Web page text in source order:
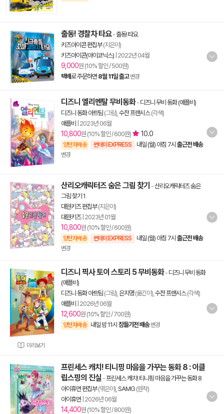
출동! 경찰차 타요-출동! 타요
키즈아이콘 편집부(지은이)
키즈아이콘(아이코닉스) 2022년 04월
9,000원 (10% 할인 / 500원)
택배로 주문하면 8월 11일 출고 변경
디즈니 엘리멘탈 무비동화- 디즈니 무비 동화 (애플비)
디즈니 동화 아트팀 (그림), 수잔 프랜시스(각색)
애플비
2023년 06월
10,800원 (10% 할인 / 600원) 10.0
양탄자배송 썬데이 EXPRESS 내일 (월) 아침 7시 출근전 배송
변경
산리오캐릭터즈 숨은 그림 찾기 -산리오캐릭터즈 숨은
그림 찾기 1
대원키즈 편집부(지은이)
대원키즈| 2023년 01월
10,800원 (10% 할인 / 600원)
양탄자배송 썬데이 EXPRESS 내일 (월) 아침 7시 출근전 배송
변경
미리보기
디즈니 픽사 토이 스토리 5 무비동화- 디즈니 무비 동화
(애플비)
디즈니 동화 아트팀 (그림), 은지명(옮긴이), 수잔 프랜시스(각색)
애플비
2026년 06월
12,600원 (10% 할인 / 700원)
양탄자배송 내일 밤 11시 잠들기전 배송 변경
프린세스 캐치! 티니핑 마음을 가꾸는 동화 8 : 이클
립스핑의 진실 -프린세스 캐치! 티니핑 마음을 가꾸는 동화 8
아이휴먼 편집부(엮은이), SAMG (원작)
아이휴먼 2026년 06월
14,400원 (10% 할인 / 800원)